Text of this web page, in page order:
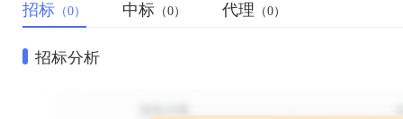
招标 （0） 中标 （0） 代理 （0）
招标分析